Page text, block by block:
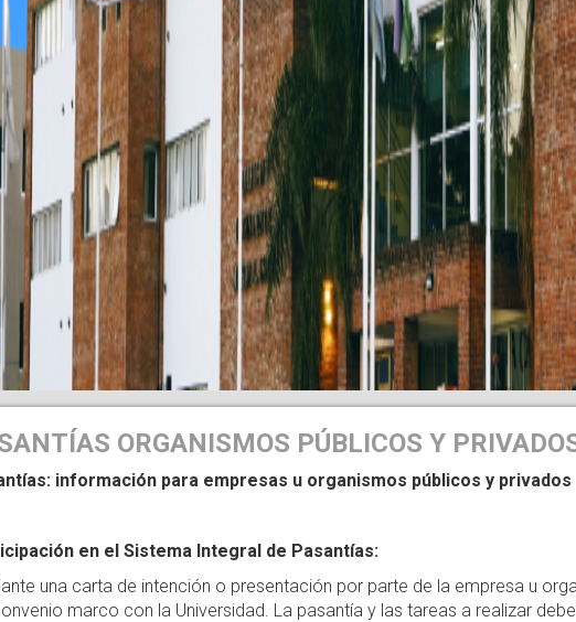
ORGANISMOS PÚBLICOS Y
información para empresas u organismos públicos y privados
en el Sistema Integral de Pasantías:
una carta de intención o presentación por parte de la empresa u
marco con la Universidad. La pasantía y las tareas a realizar